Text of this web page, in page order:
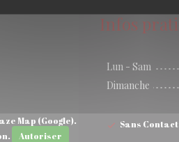
Map (Google).
Autoriser
Infos
Lun - Sam
Dimanche
Sans Contact